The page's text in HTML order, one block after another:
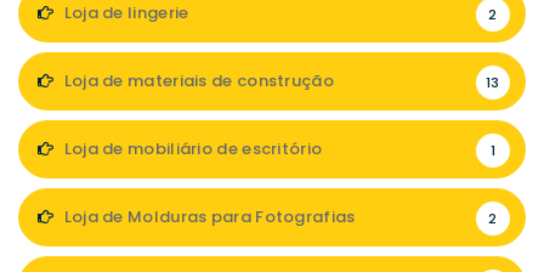
Loja de lingerie 2
Loja de materiais de construção 13
Loja de mobiliário de escritório 1
Loja de Molduras para Fotografias 2